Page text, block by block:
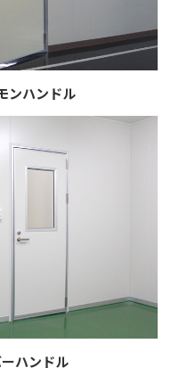
ンハンドル
ハンドル